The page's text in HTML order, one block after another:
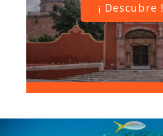
¡ Descubre !